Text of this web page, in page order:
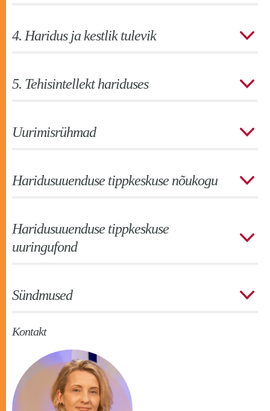
4. Haridus ja kestlik tulevik
5. Tehisintellekt hariduses
Uurimisrühmad
Haridusuuenduse tippkeskuse nõukogu
Haridusuuenduse tippkeskuse
uuringufond
Sündmused
Kontakt